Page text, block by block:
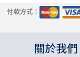
付款方式：
關於我們